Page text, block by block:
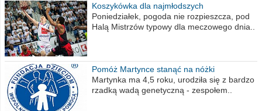
Koszykówka dla najmłodszych
Poniedziałek, pogoda nie rozpieszcza, pod
Halą Mistrzów typowy dla meczowego dnia..
Pomóż Martynce stanąć na nóżki
Martynka ma 4,5 roku, urodziła się z bardzo
rzadką wadą genetyczną - zespołem..